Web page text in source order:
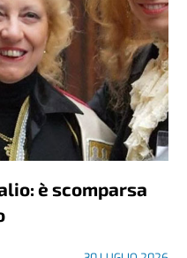
è scomparsa